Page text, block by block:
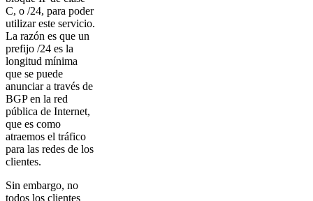
C, o /24, para poder
utilizar este servicio.
La razón es que un
prefijo /24 es la
longitud mínima
que se puede
anunciar a través de
BGP en la red
pública de Internet,
que es como
atraemos el tráfico
para las redes de los
clientes.
Sin embargo, no
todos los clientes